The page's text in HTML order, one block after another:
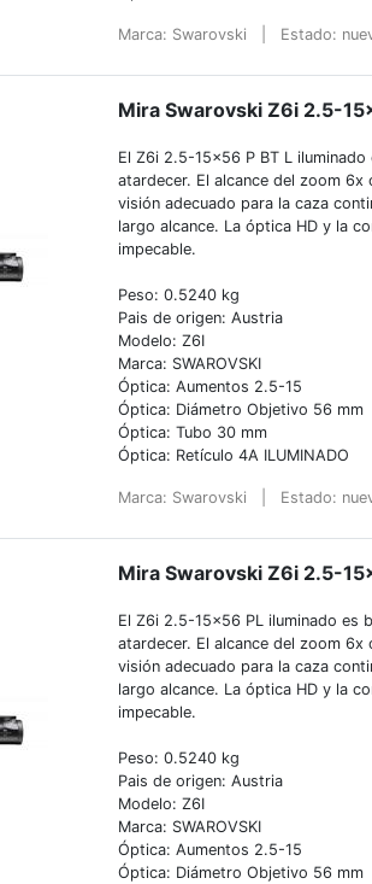
Marca: Swarovski Estado:
Mira Swarovski Z6i 2.5-
El Z6i 2.5-15×56 P BT L
atardecer. El alcance del zoom
visión adecuado para la caza
largo alcance. La óptica HD y la
impecable.
Peso: 0.5240 kg
Pais de origen: Austria
Modelo: Z6I
Marca: SWAROVSKI
Óptica: Aumentos 2.5-15
Óptica: Diámetro Objetivo 56 mm
Óptica: Tubo 30 mm
Óptica: Retículo 4A ILUMINADO
Marca: Swarovski Estado:
Mira Swarovski Z6i 2.5-
El Z6i 2.5-15×56 PL iluminado es
atardecer. El alcance del zoom
visión adecuado para la caza
largo alcance. La óptica HD y la
impecable.
Peso: 0.5240 kg
Pais de origen: Austria
Modelo: Z6I
Marca: SWAROVSKI
Óptica: Aumentos 2.5-15
Óptica: Diámetro Objetivo 56 mm